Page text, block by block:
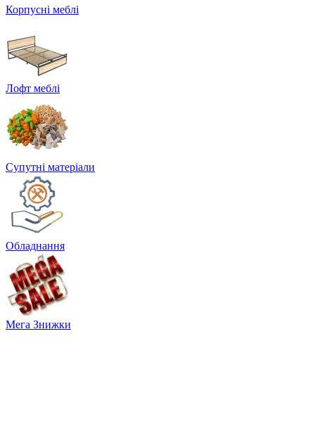
Корпусні меблі
Лофт меблі
Супутні матеріали
Обладнання
Мега Знижки